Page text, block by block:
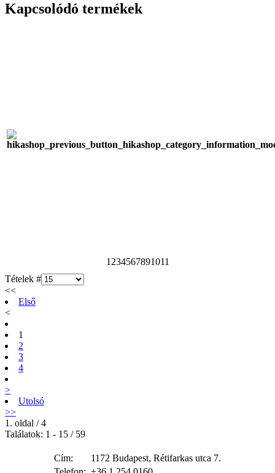
Kapcsolódó termékek
1 234567891011
Tételek #
<<
Első
<
1
2
3
4
>
Utolsó
>>
1. oldal / 4
Találatok: 1 - 15 / 59
Cím:
1172 Budapest, Rétifarkas utca 7.